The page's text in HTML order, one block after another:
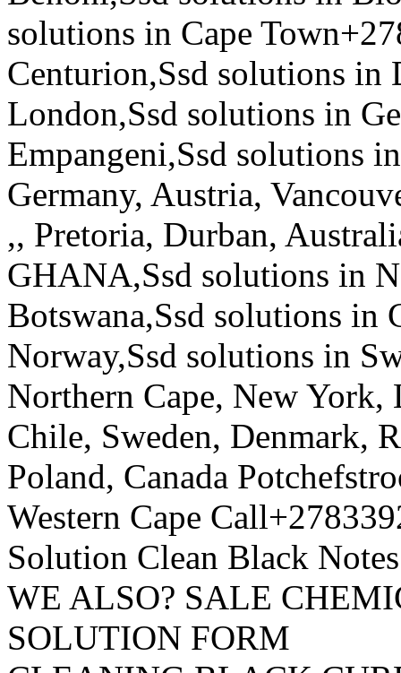
solutions in Cape
Centurion,Ssd solutions in
London,Ssd solutions in
Empangeni,Ssd solutions
Germany, Austria,
,, Pretoria, Durban,
GHANA,Ssd solutions in
Botswana,Ssd solutions in
Norway,Ssd solutions in
Northern Cape, New
Chile, Sweden, Denmark,
Poland, Canada
Western Cape
Solution Clean Black
WE ALSO? SALE
SOLUTION FORM